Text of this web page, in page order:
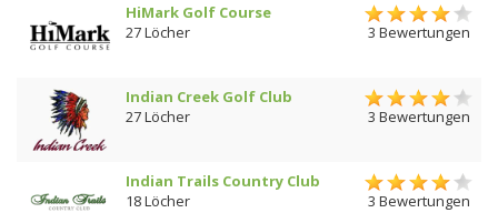
HiMark Golf Course
27 Löcher
3 Bewertungen
Indian Creek Golf Club
27 Löcher
3 Bewertungen
Indian Trails Country Club
18 Löcher
3 Bewertungen